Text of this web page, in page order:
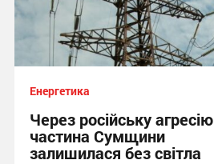
Енергетика
Через російську агресію
частина Сумщини
залишилася без світла